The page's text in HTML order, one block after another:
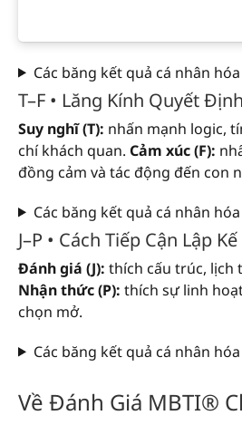
Các băng kết quả cá nhân hóa
T–F • Lăng Kính Quyết Định
Suy nghĩ (T): nhấn mạnh logic,
chí khách quan. Cảm xúc (F):
đồng cảm và tác động đến con
Các băng kết quả cá nhân hóa
J–P • Cách Tiếp Cận Lập
Đánh giá (J): thích cấu trúc, lịch
Nhận thức (P): thích sự linh
chọn mở.
Các băng kết quả cá nhân hóa
Về Đánh Giá MBTI®